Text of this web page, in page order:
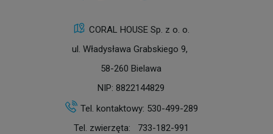
CORAL HOUSE Sp. z o. o.
ul. Władysława Grabskiego 9,
58-260 Bielawa
NIP: 8822144829
Tel. kontaktowy: 530-499-289
Tel. zwierzęta: 733-182-991